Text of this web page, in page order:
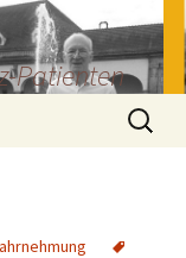
Patienten
Suchen
nach: